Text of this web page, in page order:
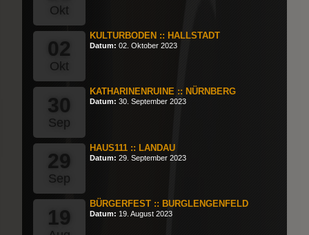
Okt
02
Okt
KULTURBODEN :: HALLSTADT
Datum: 02. Oktober 2023
30
Sep
KATHARINENRUINE :: NÜRNBERG
Datum: 30. September 2023
29
Sep
HAUS111 :: LANDAU
Datum: 29. September 2023
19
BÜRGERFEST :: BURGLENGENFELD
Datum: 19. August 2023